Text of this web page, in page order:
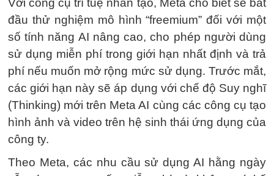
Với công cụ trí tuệ nhân tạo, Meta cho biết sẽ bắt
đầu thử nghiệm mô hình “freemium” đối với một
số tính năng AI nâng cao, cho phép người dùng
sử dụng miễn phí trong giới hạn nhất định và trả
phí nếu muốn mở rộng mức sử dụng. Trước mắt,
các giới hạn này sẽ áp dụng với chế độ Suy nghĩ
(Thinking) mới trên Meta AI cùng các công cụ tạo
hình ảnh và video trên hệ sinh thái ứng dụng của
công ty.
Theo Meta, các nhu cầu sử dụng AI hằng ngày